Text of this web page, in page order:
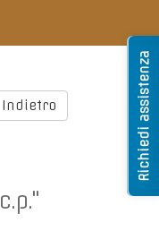
Richiedi assistenza
Indietro